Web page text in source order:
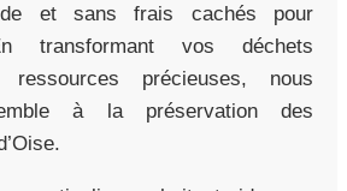
et sans frais cachés pour
transformant vos déchets
ressources précieuses, nous
à la préservation des